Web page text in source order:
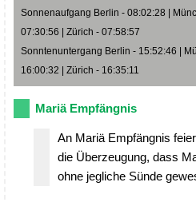
Sonnenaufgang Berlin - 08:02:28 |
07:30:56 | Zürich - 07:58:57
Sonntenuntergang Berlin - 15:52:46 |
16:00:32 | Zürich - 16:35:11
Mariä Empfängnis
An Mariä Empfängnis
die Überzeugung, dass
ohne jegliche Sünde